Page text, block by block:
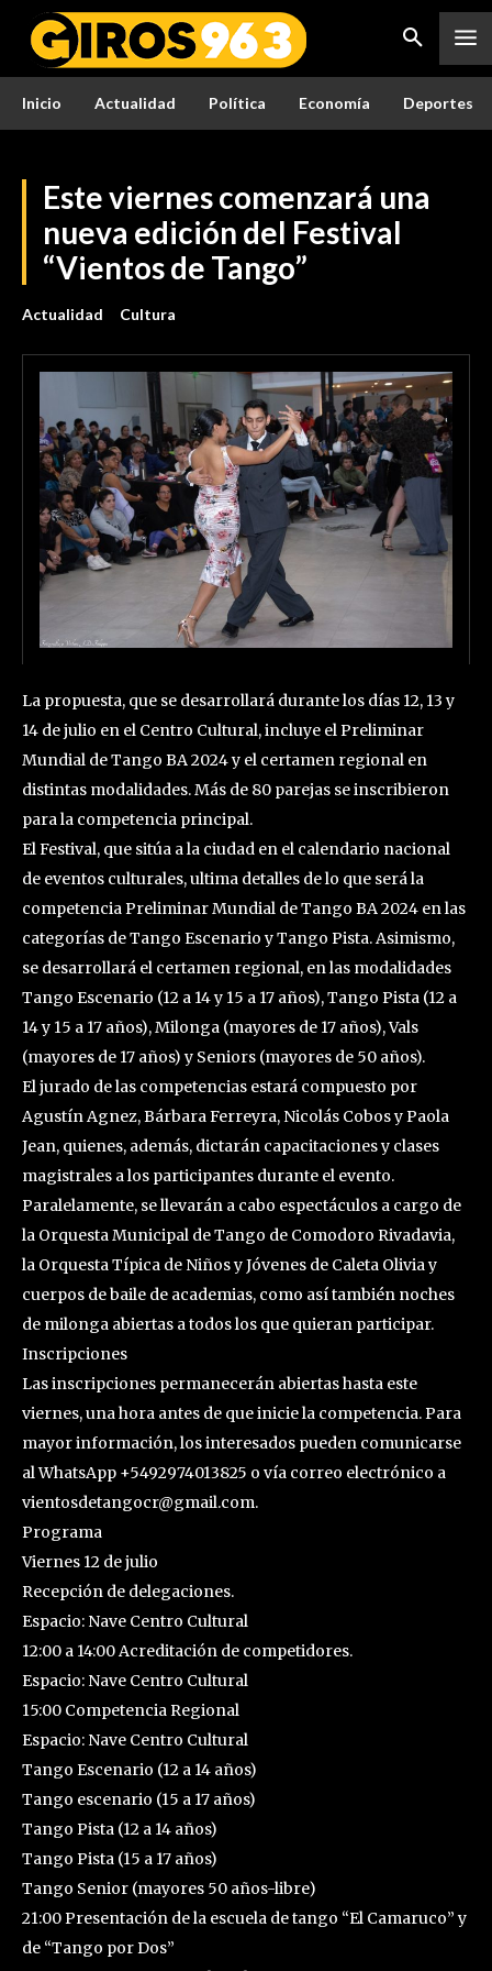
Inicio Actualidad Política Economía Deportes
Este viernes comenzará una
nueva edición del Festival
“Vientos de Tango”
Actualidad Cultura
La propuesta, que se desarrollará durante los días 12, 13 y
14 de julio en el Centro Cultural, incluye el Preliminar
Mundial de Tango BA 2024 y el certamen regional en
distintas modalidades. Más de 80 parejas se inscribieron
para la competencia principal.
El Festival, que sitúa a la ciudad en el calendario nacional
de eventos culturales, ultima detalles de lo que será la
competencia Preliminar Mundial de Tango BA 2024 en las
categorías de Tango Escenario y Tango Pista. Asimismo,
se desarrollará el certamen regional, en las modalidades
Tango Escenario (12 a 14 y 15 a 17 años), Tango Pista (12 a
14 y 15 a 17 años), Milonga (mayores de 17 años), Vals
(mayores de 17 años) y Seniors (mayores de 50 años).
El jurado de las competencias estará compuesto por
Agustín Agnez, Bárbara Ferreyra, Nicolás Cobos y Paola
Jean, quienes, además, dictarán capacitaciones y clases
magistrales a los participantes durante el evento.
Paralelamente, se llevarán a cabo espectáculos a cargo de
la Orquesta Municipal de Tango de Comodoro Rivadavia,
la Orquesta Típica de Niños y Jóvenes de Caleta Olivia y
cuerpos de baile de academias, como así también noches
de milonga abiertas a todos los que quieran participar.
Inscripciones
Las inscripciones permanecerán abiertas hasta este
viernes, una hora antes de que inicie la competencia. Para
mayor información, los interesados pueden comunicarse
al WhatsApp +5492974013825 o vía correo electrónico a
vientosdetangocr@gmail.com.
Programa
Viernes 12 de julio
Recepción de delegaciones.
Espacio: Nave Centro Cultural
12:00 a 14:00 Acreditación de competidores.
Espacio: Nave Centro Cultural
15:00 Competencia Regional
Espacio: Nave Centro Cultural
Tango Escenario (12 a 14 años)
Tango escenario (15 a 17 años)
Tango Pista (12 a 14 años)
Tango Pista (15 a 17 años)
Tango Senior (mayores 50 años-libre)
21:00 Presentación de la escuela de tango “El Camaruco” y
de “Tango por Dos”